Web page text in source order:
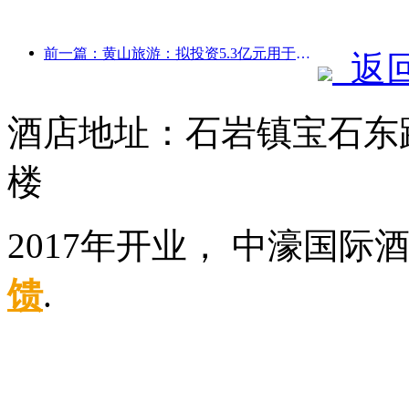
前一篇：黄山旅游：拟投资5.3亿元用于酒店改造
返
酒店地址：石岩镇宝石
楼
2017年开业， 中濠国
馈.